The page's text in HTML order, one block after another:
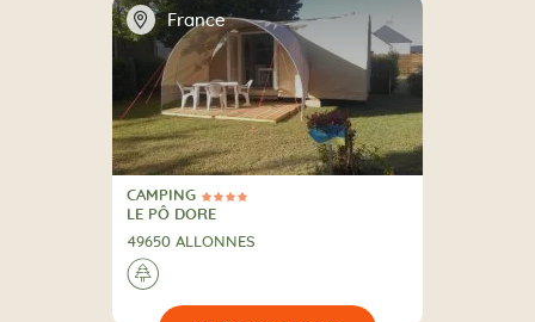
📍 France
4 Stelle
CAMPING
CAMPING
LE PÔ DORE
49650 ALLONNES
🌲